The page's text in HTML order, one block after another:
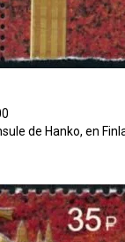
de Hanko, en